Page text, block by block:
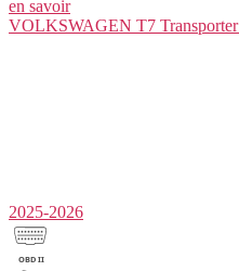
en savoir
VOLKSWAGEN T7 Transporter
2025-2026